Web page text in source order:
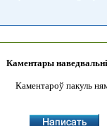
Каментары
Каментароў пакуль